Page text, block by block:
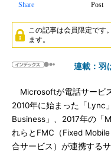
Share Post
この記事は会員限定です。
ます。
連載：羽
Microsoftが電話サービ
2010年に始まった「Lync
Business」、2017年の「
れらとFMC（Fixed
合サービス）が連携する